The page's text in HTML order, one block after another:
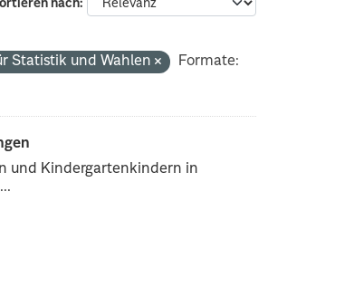
nach
Statistik und Wahlen
Formate:
und Kindergartenkindern in